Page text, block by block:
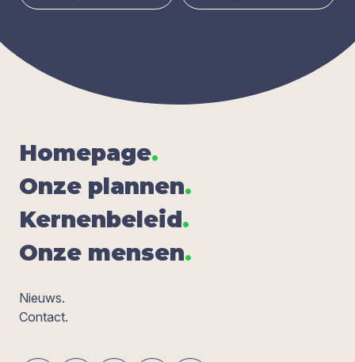
Home­pa­ge.
Onze plan­nen.
Ker­nen­be­leid.
Onze men­sen.
Nieuws.
Contact.